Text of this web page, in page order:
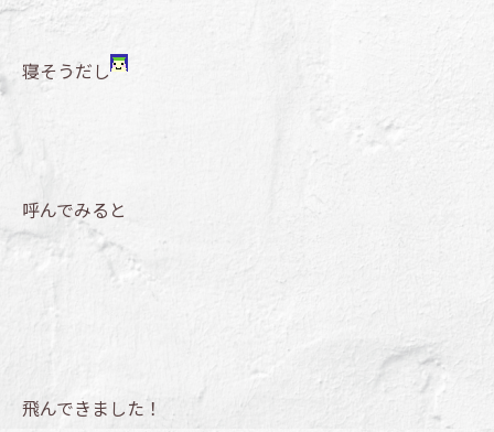
寝そうだし
呼んでみると
飛んできました！